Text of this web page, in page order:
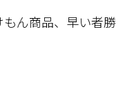
ん商品、早い者勝